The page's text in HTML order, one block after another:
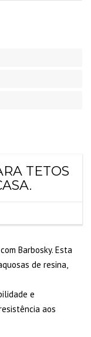
TETOS
Barbosky. Esta
de resina,
e
aos